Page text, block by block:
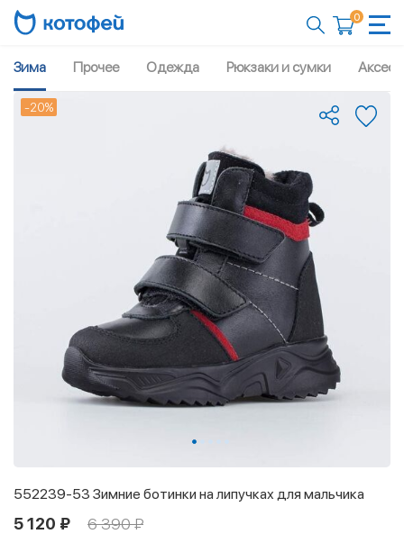
0
Зима Прочее Одежда Рюкзаки и сумки
-20%
552239-53 Зимние ботинки на липучках для мальчика
5 120 ₽ 6 390 ₽